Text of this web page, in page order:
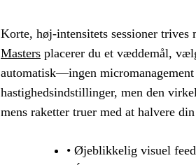
Korte, høj‑intensitets sessioner
Masters placerer du et væddemål,
automatisk—ingen
hastighedsindstillinger, men den
mens raketter truer med at halvere
• Øjeblikkelig visuel